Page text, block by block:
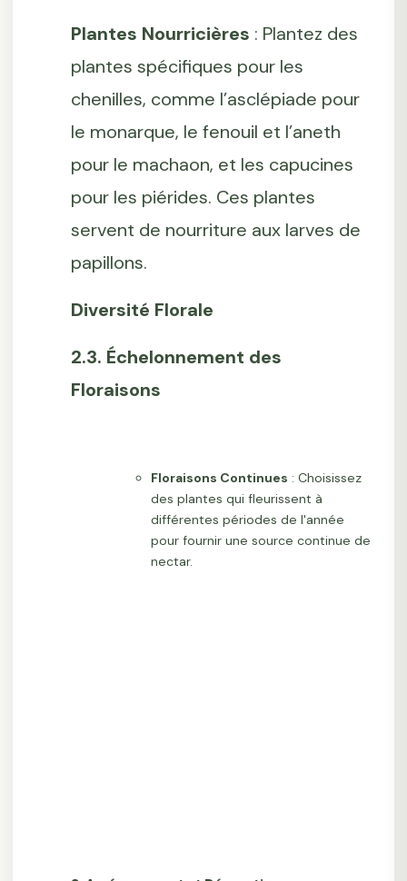
Plantes Nourricières : Plantez des
plantes spécifiques pour les
chenilles, comme l’asclépiade pour
le monarque, le fenouil et l’aneth
pour le machaon, et les capucines
pour les piérides. Ces plantes
servent de nourriture aux larves de
papillons.
Diversité Florale
2.3. Échelonnement des
Floraisons
Floraisons Continues : Choisissez
des plantes qui fleurissent à
différentes périodes de l'année
pour fournir une source continue de
nectar.